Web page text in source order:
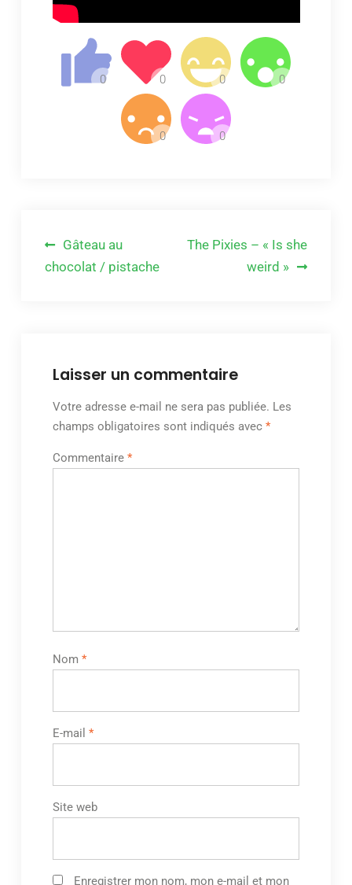
Navigation
de
Gâteau au
chocolat / pistache
The Pixies – « Is she
weird »
Laisser un commentaire
Votre adresse e-mail ne sera pas publiée. Les
champs obligatoires sont indiqués avec *
Commentaire *
Nom *
E-mail *
Site web
Enregistrer mon nom, mon e-mail et mon